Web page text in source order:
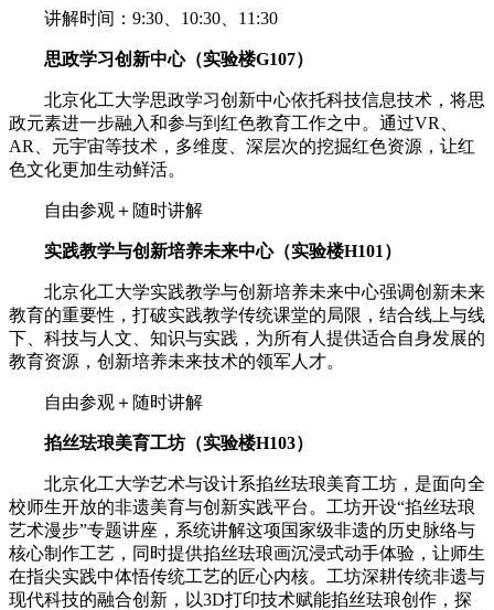
讲解时间：9:30、10:30、11:30
思政学习创新中心（实验楼G107）
北京化工大学思政学习创新中心依托科技信息技术，将思
政元素进一步融入和参与到红色教育工作之中。通过VR、
AR、元宇宙等技术，多维度、深层次的挖掘红色资源，让红
色文化更加生动鲜活。
自由参观＋随时讲解
实践教学与创新培养未来中心（实验楼H101）
北京化工大学实践教学与创新培养未来中心强调创新未来
教育的重要性，打破实践教学传统课堂的局限，结合线上与线
下、科技与人文、知识与实践，为所有人提供适合自身发展的
教育资源，创新培养未来技术的领军人才。
自由参观＋随时讲解
掐丝珐琅美育工坊 （实验楼H103）
北京化工大学艺术与设计系掐丝珐琅美育工坊，是面向全
校师生开放的非遗美育与创新实践平台。工坊开设“掐丝珐琅
艺术漫步”专题讲座，系统讲解这项国家级非遗的历史脉络与
核心制作工艺，同时提供掐丝珐琅画沉浸式动手体验，让师生
在指尖实践中体悟传统工艺的匠心内核。工坊深耕传统非遗与
现代科技的融合创新，以3D打印技术赋能掐丝珐琅创作，探